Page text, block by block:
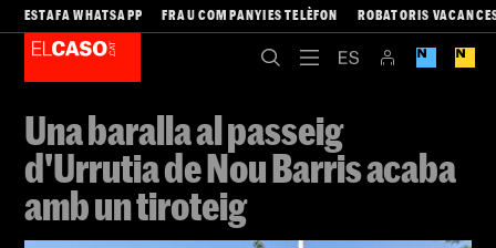
ESTAFA WHATSAPP FRAU COMPANYIES TELÈFON ROBATORIS
Una baralla al passeig
d'Urrutia de Nou Barris acaba
amb un tiroteig